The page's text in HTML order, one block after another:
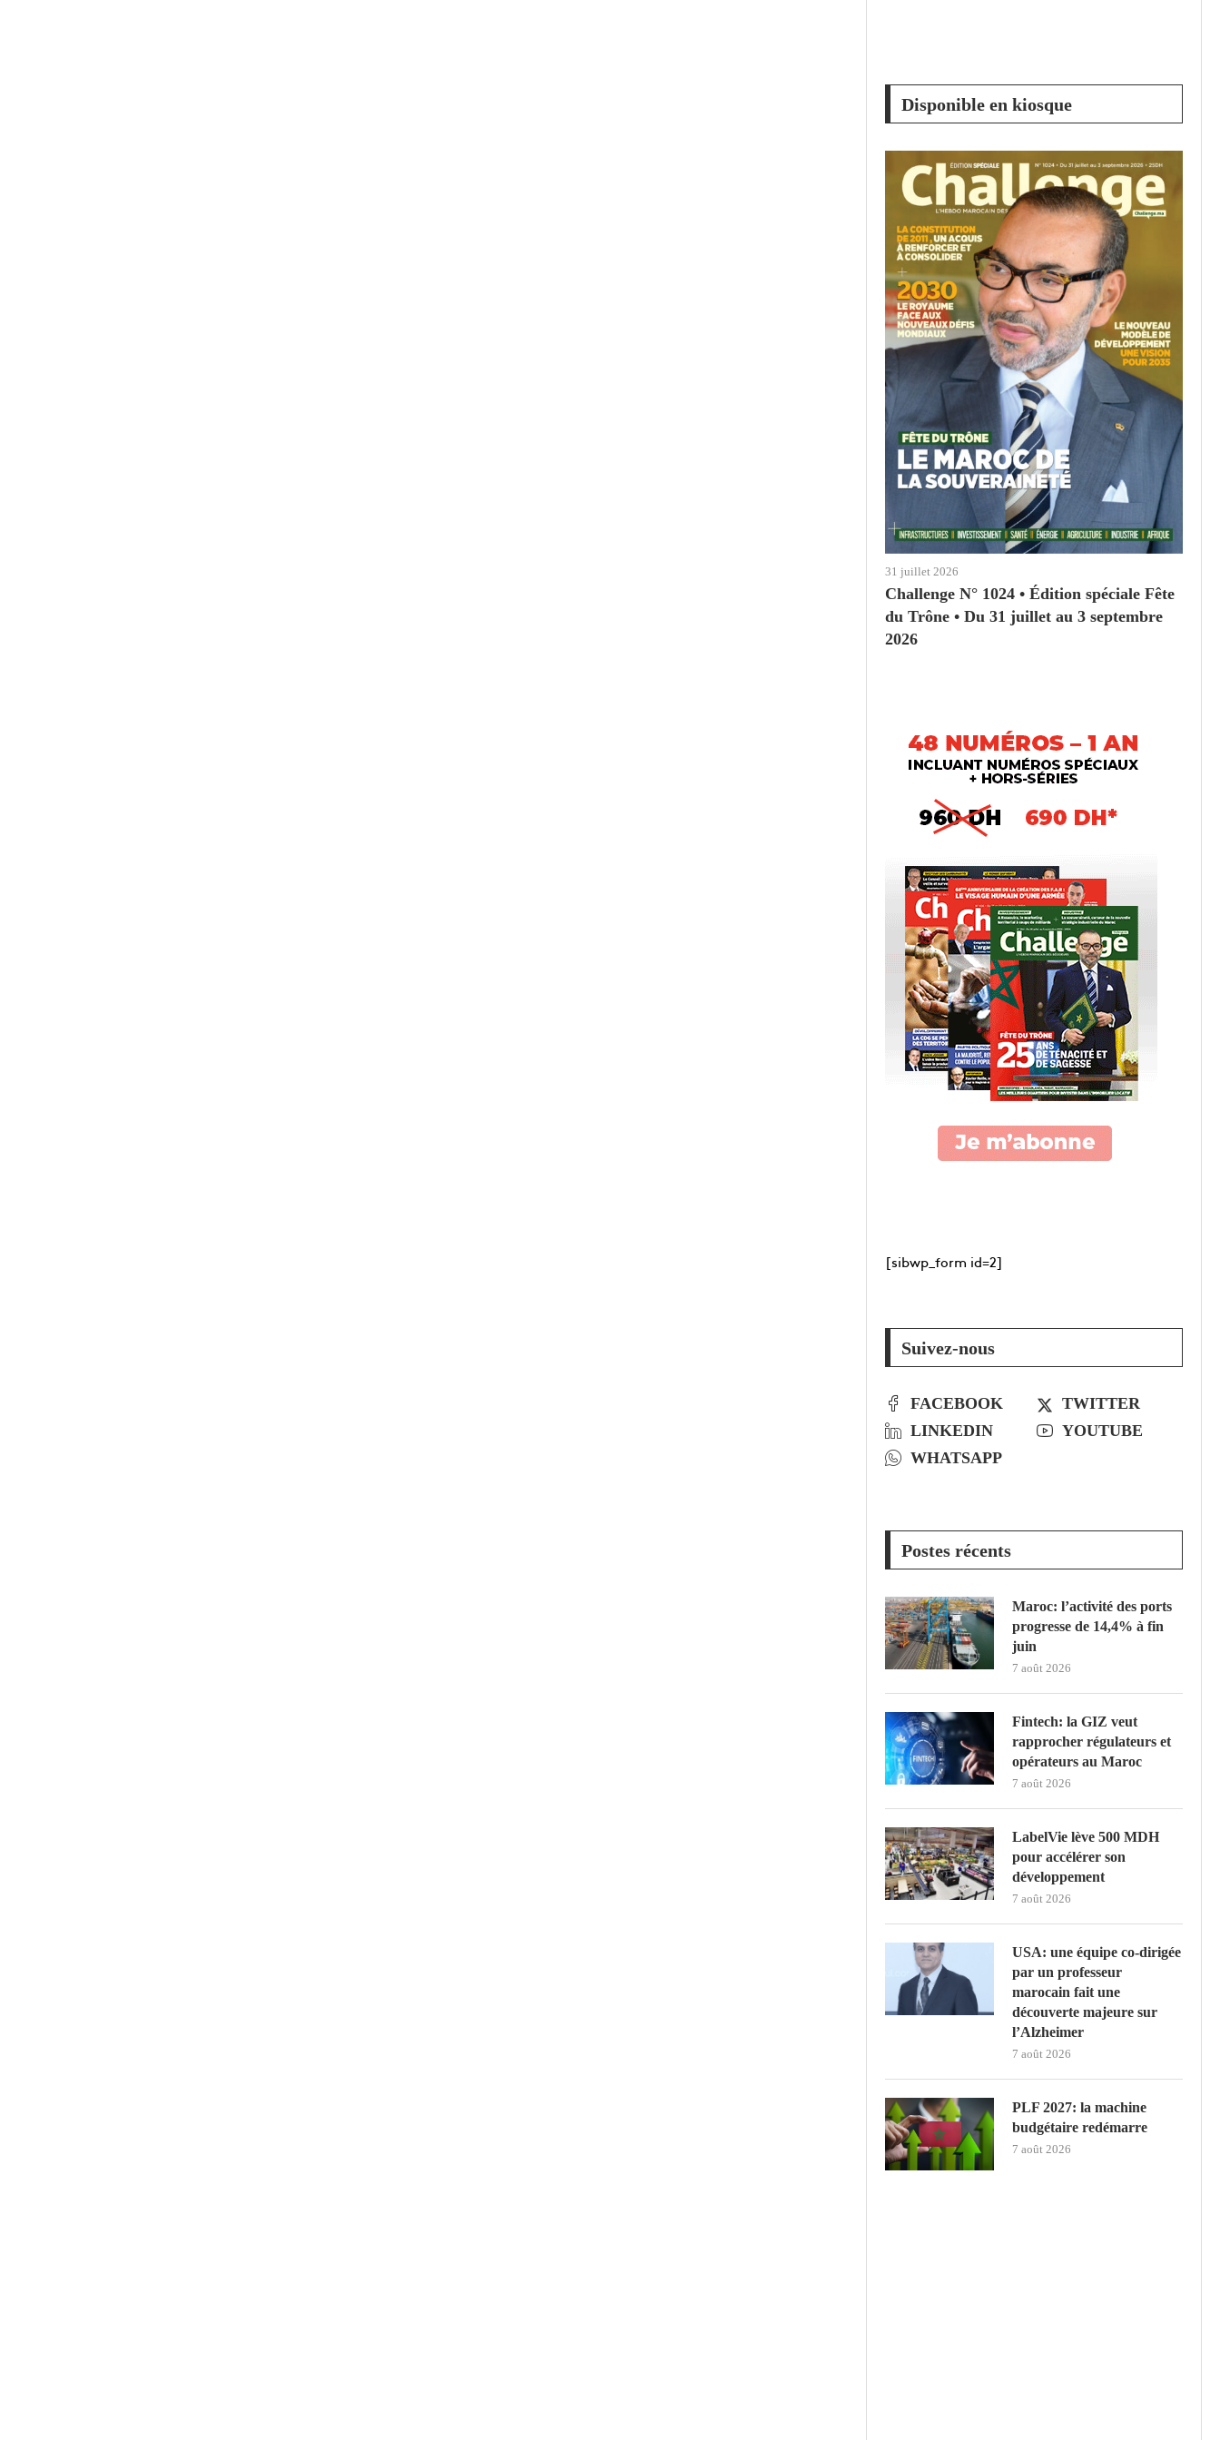
Disponible en kiosque
31 juillet 2026
Challenge N° 1024 • Édition spéciale Fête
du Trône • Du 31 juillet au 3 septembre
2026
[sibwp_form id=2]
Suivez-nous
FACEBOOK
TWITTER
LINKEDIN
YOUTUBE
WHATSAPP
Postes récents
Maroc: l’activité des ports
progresse de 14,4% à fin
juin
7 août 2026
Fintech: la GIZ veut
rapprocher régulateurs et
opérateurs au Maroc
7 août 2026
LabelVie lève 500 MDH
pour accélérer son
développement
7 août 2026
USA: une équipe co-dirigée
par un professeur
marocain fait une
découverte majeure sur
l’Alzheimer
7 août 2026
PLF 2027: la machine
budgétaire redémarre
7 août 2026